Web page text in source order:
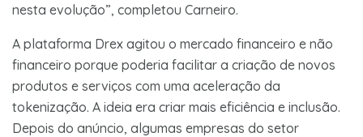
nesta evolução”, completou Carneiro.
A plataforma Drex agitou o mercado financeiro e não
financeiro porque poderia facilitar a criação de novos
produtos e serviços com uma aceleração da
tokenização. A ideia era criar mais eficiência e inclusão.
Depois do anúncio, algumas empresas do setor